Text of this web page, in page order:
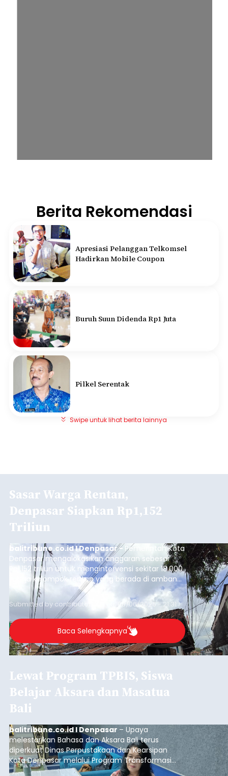
Berita Rekomendasi
Apresiasi Pelanggan Telkomsel
Hadirkan Mobile Coupon
Buruh Suun Didenda Rp1 Juta
Pilkel Serentak
Swipe untuk lihat berita lainnya
Sasar Warga Rentan,
Denpasar Siapkan Rp1,152
Triliun
balitribune.co.id I Denpasar - Pemerintah Kota
Denpasar mengalokasikan anggaran sebesar
Rp1,152 triliun untuk mengintervensi sekitar 18.000
warga kelompok rentan yang berada di ambang
garis kemiskinan. Langkah strategis ini diambil
guna menjaga masyarakat yang berada pada
kelompok desil 5 dan 6 tersebut agar tidak
merosot ke kategori miskin.
Submitted by contributor Thu, 08/06/2026 - 21:31
Baca Selengkapnya
Lewat Program TPBIS, Siswa
Belajar Aksara dan Masatua
Bali
balitribune.co.id I Denpasar – Upaya
melestarikan Bahasa dan Aksara Bali terus
diperkuat Dinas Perpustakaan dan Kearsipan
Kota Denpasar melalui Program Transformasi
Perpustakaan Berbasis Inklusi Sosial (TPBIS).